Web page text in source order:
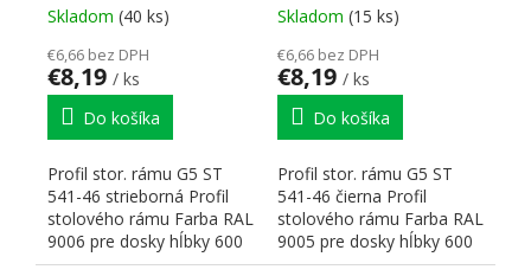
Skladom (40 ks)
€6,66 bez DPH
€8,19 / ks
Do košíka
Profil stor. rámu G5 ST
541-46 strieborná Profil
stolového rámu Farba RAL
9006 pre dosky hĺbky 600
mm Rozmery:...
Skladom (15 ks)
€6,66 bez DPH
€8,19 / ks
Do košíka
Profil stor. rámu G5 ST
541-46 čierna Profil
stolového rámu Farba RAL
9005 pre dosky hĺbky 600
mm Rozmery: 460x20x40